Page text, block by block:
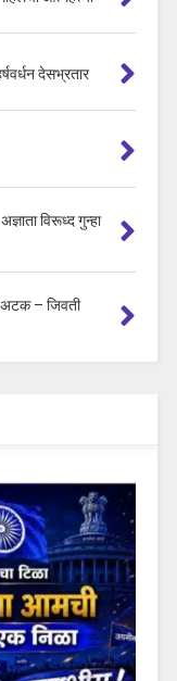
देसभ्रतार
विरूध्द गुन्हा
अटक – जिवती